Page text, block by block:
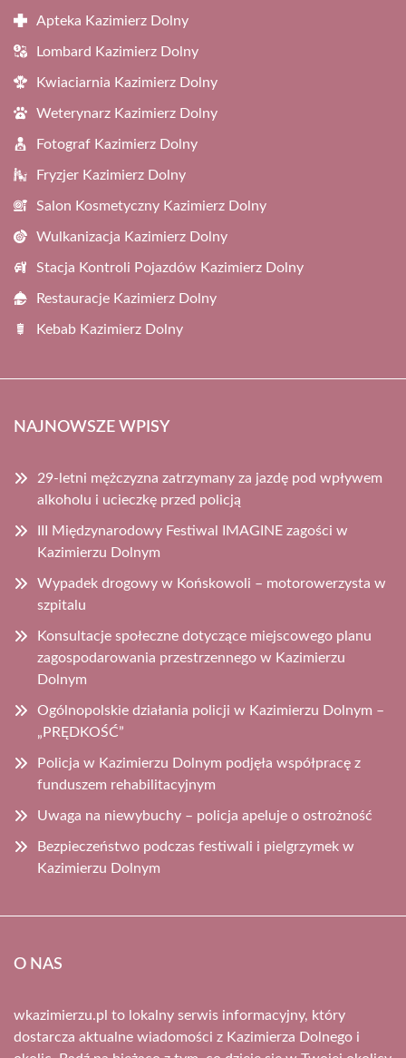
Apteka Kazimierz Dolny
Lombard Kazimierz Dolny
Kwiaciarnia Kazimierz Dolny
Weterynarz Kazimierz Dolny
Fotograf Kazimierz Dolny
Fryzjer Kazimierz Dolny
Salon Kosmetyczny Kazimierz Dolny
Wulkanizacja Kazimierz Dolny
Stacja Kontroli Pojazdów Kazimierz Dolny
Restauracje Kazimierz Dolny
Kebab Kazimierz Dolny
NAJNOWSZE WPISY
29-letni mężczyzna zatrzymany za jazdę pod wpływem
alkoholu i ucieczkę przed policją
III Międzynarodowy Festiwal IMAGINE zagości w
Kazimierzu Dolnym
Wypadek drogowy w Końskowoli – motorowerzysta w
szpitalu
Konsultacje społeczne dotyczące miejscowego planu
zagospodarowania przestrzennego w Kazimierzu
Dolnym
Ogólnopolskie działania policji w Kazimierzu Dolnym –
„PRĘDKOŚĆ”
Policja w Kazimierzu Dolnym podjęła współpracę z
funduszem rehabilitacyjnym
Uwaga na niewybuchy – policja apeluje o ostrożność
Bezpieczeństwo podczas festiwali i pielgrzymek w
Kazimierzu Dolnym
O NAS
wkazimierzu.pl to lokalny serwis informacyjny, który
dostarcza aktualne wiadomości z Kazimierza Dolnego i